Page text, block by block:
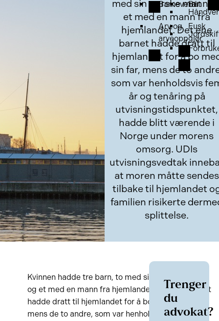
Barnevern
Arv og
arveoppgjør
Båt
Fusk
med sin norske mann
et med en mann fra
hjemlandet. Det ene
barnet hadde dratt til
hjemlandet for å bo
sin far, mens de to
som var henholdsvis
år og tenåring på
utvisningstidspunktet,
hadde blitt værende i
Norge under morens
omsorg. UDIs
utvisningsvedtak
at moren måtte sendes
tilbake til hjemlandet
familien risikerte
splittelse.
Kvinnen hadde tre barn, to med sin norske mann
og et med en mann fra hjemlandet. Det ene barnet
hadde dratt til hjemlandet for å bo med sin far,
mens de to andre, som var henholdsvis fem år og
Trenger
du
advokat?